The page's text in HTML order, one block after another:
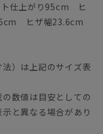
仕上がり95cm ヒ
ヒザ幅23.6cm
）は上記のサイズ表
数値は目安としての
と異なる場合があり